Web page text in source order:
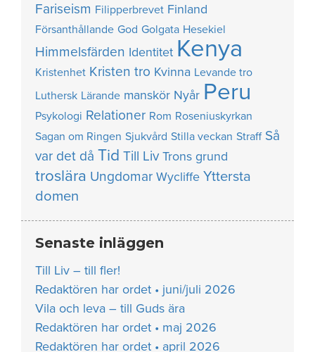
Fariseism Filipperbrevet Finland
Försanthållande God Golgata Hesekiel
Himmelsfärden Identitet Kenya
Kristenhet Kristen tro Kvinna Levande tro
Luthersk Lärande manskör Nyår Peru
Psykologi Relationer Rom Roseniuskyrkan
Sagan om Ringen Sjukvård Stilla veckan Straff Så
var det då Tid Till Liv Trons grund
troslära Ungdomar Wycliffe Yttersta
domen
Senaste inläggen
Till Liv – till fler!
Redaktören har ordet • juni/juli 2026
Vila och leva – till Guds ära
Redaktören har ordet • maj 2026
Redaktören har ordet • april 2026